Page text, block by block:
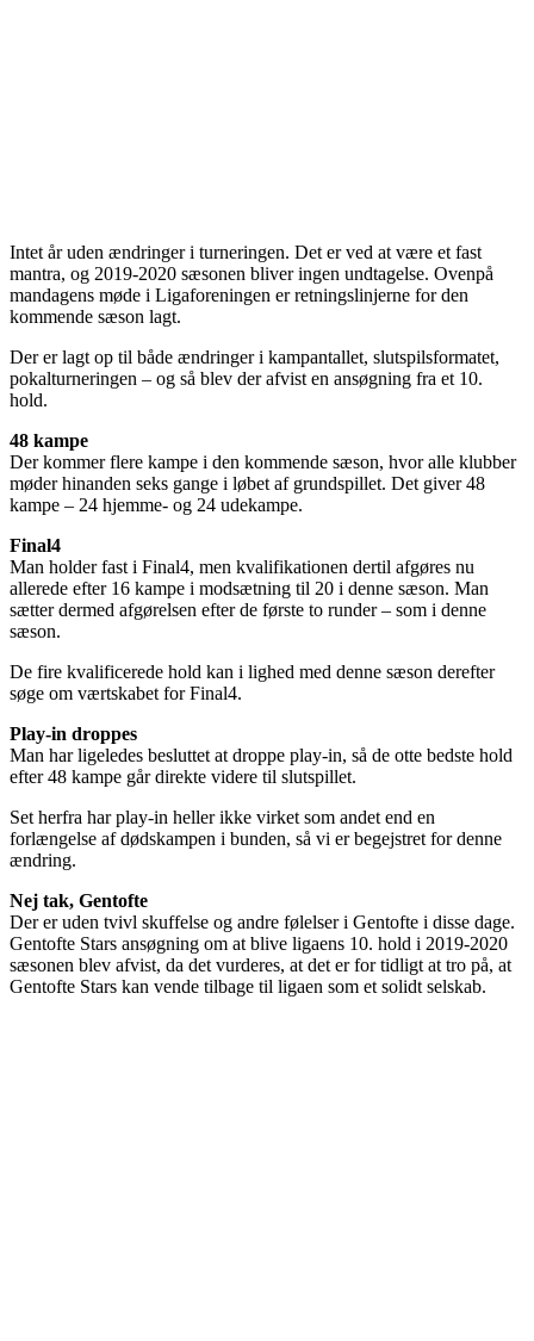
Intet år uden ændringer i turneringen. Det er ved at være et fast
mantra, og 2019-2020 sæsonen bliver ingen undtagelse. Ovenpå
mandagens møde i Ligaforeningen er retningslinjerne for den
kommende sæson lagt.
Der er lagt op til både ændringer i kampantallet, slutspilsformatet,
pokalturneringen – og så blev der afvist en ansøgning fra et 10.
hold.
48 kampe
Der kommer flere kampe i den kommende sæson, hvor alle klubber
møder hinanden seks gange i løbet af grundspillet. Det giver 48
kampe – 24 hjemme- og 24 udekampe.
Final4
Man holder fast i Final4, men kvalifikationen dertil afgøres nu
allerede efter 16 kampe i modsætning til 20 i denne sæson. Man
sætter dermed afgørelsen efter de første to runder – som i denne
sæson.
De fire kvalificerede hold kan i lighed med denne sæson derefter
søge om værtskabet for Final4.
Play-in droppes
Man har ligeledes besluttet at droppe play-in, så de otte bedste hold
efter 48 kampe går direkte videre til slutspillet.
Set herfra har play-in heller ikke virket som andet end en
forlængelse af dødskampen i bunden, så vi er begejstret for denne
ændring.
Nej tak, Gentofte
Der er uden tvivl skuffelse og andre følelser i Gentofte i disse dage.
Gentofte Stars ansøgning om at blive ligaens 10. hold i 2019-2020
sæsonen blev afvist, da det vurderes, at det er for tidligt at tro på, at
Gentofte Stars kan vende tilbage til ligaen som et solidt selskab.